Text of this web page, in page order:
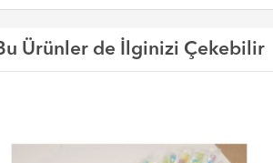
Ürünler de İlginizi Çekebilir